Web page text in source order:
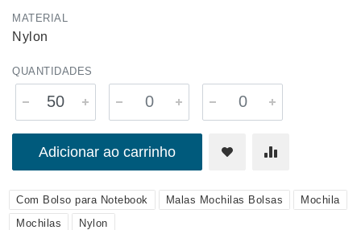
MATERIAL
Nylon
QUANTIDADES
Adicionar ao carrinho
Com Bolso para Notebook Malas Mochilas Bolsas
Mochila
Mochilas
Nylon